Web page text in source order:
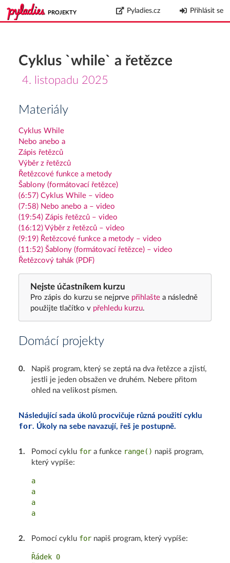
PROJEKTY Pyladies.cz Přihlásit se
Cyklus `while` a řetězce
4. listopadu 2025
Materiály
Cyklus While
Nebo anebo a
Zápis řetězců
Výběr z řetězců
Řetězcové funkce a metody
Šablony (formátovací řetězce)
(6:57) Cyklus While – video
(7:58) Nebo anebo a – video
(19:54) Zápis řetězců – video
(16:12) Výběr z řetězců – video
(9:19) Řetězcové funkce a metody – video
(11:52) Šablony (formátovací řetězce) – video
Řetězcový tahák (PDF)
Nejste účastníkem kurzu
Pro zápis do kurzu se nejprvepřihlašte a následně
použijte tlačítko vpřehledu kurzu.
Domácí projekty
0.
Napiš program, který se zeptá na dva řetězce a zjistí,
jestli je jeden obsažen ve druhém. Nebere přitom
ohled na velikost písmen.
Následující sada úkolů procvičuje různá použití cyklu
for. Úkoly na sebe navazují, řeš je postupně.
1. Pomocí cyklu for a funkce range() napiš program,
který vypíše:
a
a
a
2. Pomocí cyklu for napiš program, který vypíše:
Řádek 0